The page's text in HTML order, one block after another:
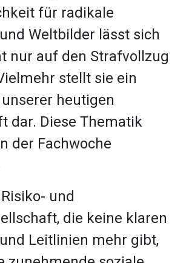
für radikale
Weltbilder lässt sich
nur auf den Strafvollzug
stellt sie ein
heutigen
dar. Diese Thematik
der Fachwoche
und
die keine klaren
Leitlinien mehr gibt,